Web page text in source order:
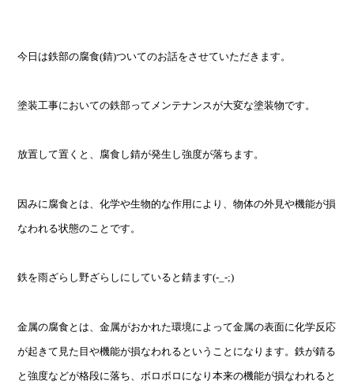
今日は鉄部の腐食(錆)ついてのお話をさせていただきます。
塗装工事においての鉄部ってメンテナンスが大変な塗装物です。
放置して置くと、腐食し錆が発生し強度が落ちます。
因みに腐食とは、化学や生物的な作用により、物体の外見や機能が損
なわれる状態のことです。
鉄を雨ざらし野ざらしにしていると錆ます(-_-;)
金属の腐食とは、金属がおかれた環境によって金属の表面に化学反応
が起きて見た目や機能が損なわれるということになります。鉄が錆る
と強度などが格段に落ち、ボロボロになり本来の機能が損なわれると